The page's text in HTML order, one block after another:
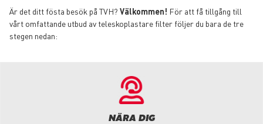
Är det ditt fösta besök på TVH? Välkommen! För att få tillgång till
vårt omfattande utbud av teleskoplastare filter följer du bara de tre
stegen nedan:
NÄRA DIG